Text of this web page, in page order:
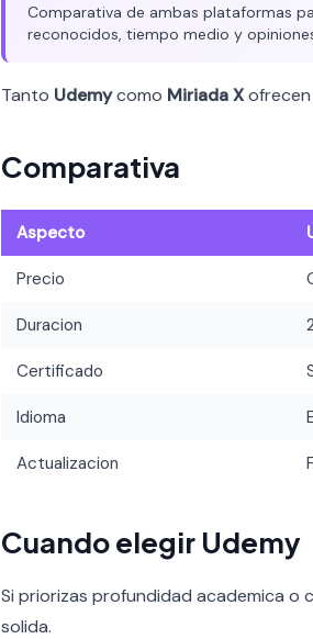
Comparativa de ambas plataformas
reconocidos, tiempo medio y
Tanto Udemycomo Miriada X
Comparativa
Aspecto
Precio
Duracion
Certificado
Idioma
Actualizacion
Cuando elegir Udemy
Si priorizas profundidad academica o
solida.